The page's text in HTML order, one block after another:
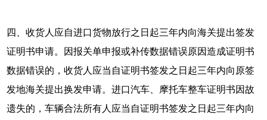
四、收货人应自进口货物放行之日起三年内向海关提出签发
证明书申请。因报关单申报或补传数据错误原因造成证明书
数据错误的，收货人应当自证明书签发之日起三年内向原签
发地海关提出换发申请。进口汽车、摩托车整车证明书因故
遗失的，车辆合法所有人应当自证明书签发之日起三年内向